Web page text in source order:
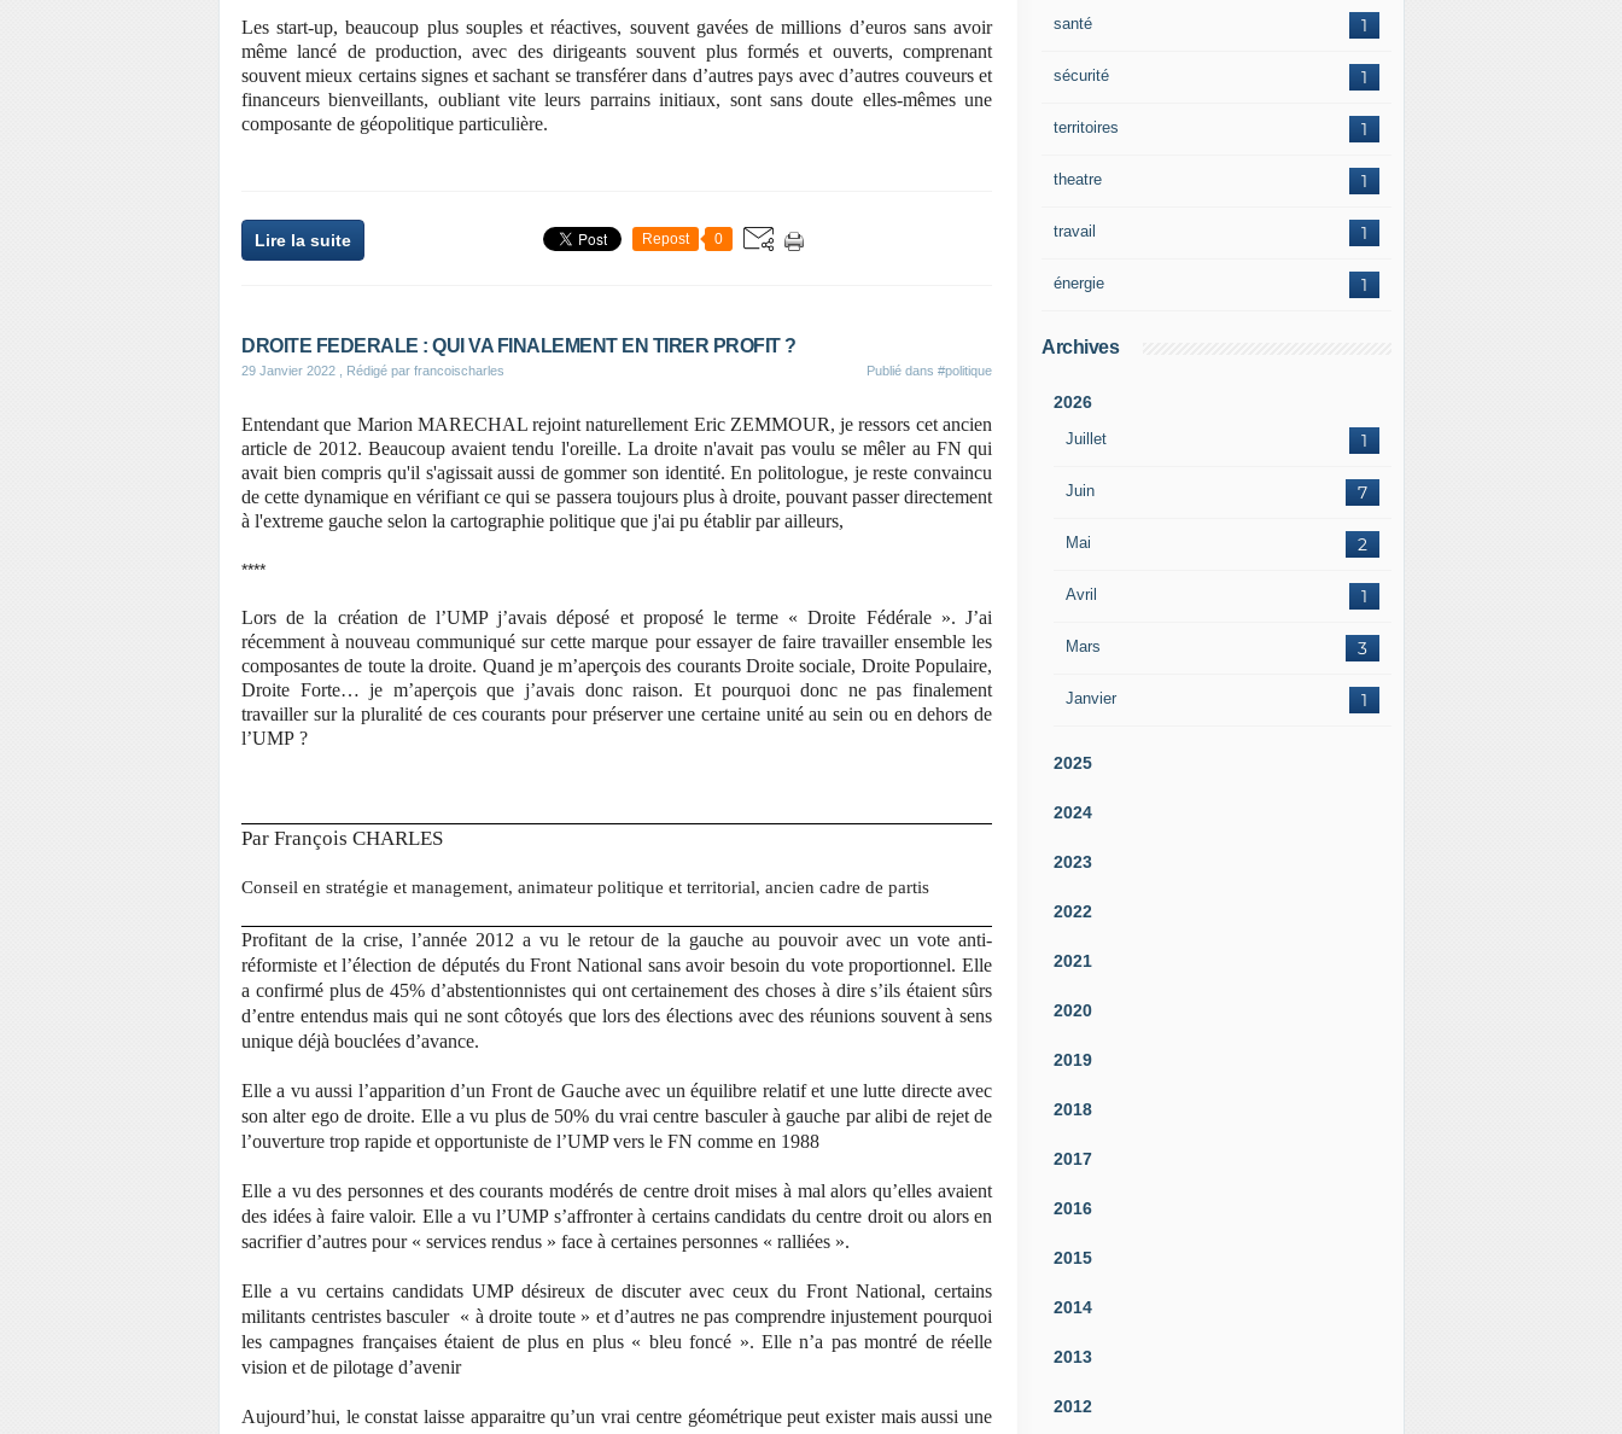
Les start-up, beaucoup plus souples et réactives, souvent gavées de millions d’euros sans avoir
même lancé de production, avec des dirigeants souvent plus formés et ouverts, comprenant
souvent mieux certains signes et sachant se transférer dans d’autres pays avec d’autres couveurs et
financeurs bienveillants, oubliant vite leurs parrains initiaux, sont sans doute elles-mêmes une
composante de géopolitique particulière.
Lire la suite Repost 0
DROITE FEDERALE : QUI VA FINALEMENT EN TIRER PROFIT ?
29 Janvier 2022 , Rédigé par francoischarles Publié dans #politique
Entendant que Marion MARECHAL rejoint naturellement Eric ZEMMOUR, je ressors cet ancien
article de 2012. Beaucoup avaient tendu l'oreille. La droite n'avait pas voulu se mêler au FN qui
avait bien compris qu'il s'agissait aussi de gommer son identité. En politologue, je reste convaincu
de cette dynamique en vérifiant ce qui se passera toujours plus à droite, pouvant passer directement
à l'extreme gauche selon la cartographie politique que j'ai pu établir par ailleurs,
****
Lors de la création de l’UMP j’avais déposé et proposé le terme « Droite Fédérale ». J’ai
récemment à nouveau communiqué sur cette marque pour essayer de faire travailler ensemble les
composantes de toute la droite. Quand je m’aperçois des courants Droite sociale, Droite Populaire,
Droite Forte… je m’aperçois que j’avais donc raison. Et pourquoi donc ne pas finalement
travailler sur la pluralité de ces courants pour préserver une certaine unité au sein ou en dehors de
l’UMP ?
Par François CHARLES
Conseil en stratégie et management, animateur politique et territorial, ancien cadre de partis
Profitant de la crise, l’année 2012 a vu le retour de la gauche au pouvoir avec un vote anti-
réformiste et l’élection de députés du Front National sans avoir besoin du vote proportionnel. Elle
a confirmé plus de 45% d’abstentionnistes qui ont certainement des choses à dire s’ils étaient sûrs
d’entre entendus mais qui ne sont côtoyés que lors des élections avec des réunions souvent à sens
unique déjà bouclées d’avance.
Elle a vu aussi l’apparition d’un Front de Gauche avec un équilibre relatif et une lutte directe avec
son alter ego de droite. Elle a vu plus de 50% du vrai centre basculer à gauche par alibi de rejet de
l’ouverture trop rapide et opportuniste de l’UMP vers le FN comme en 1988
Elle a vu des personnes et des courants modérés de centre droit mises à mal alors qu’elles avaient
des idées à faire valoir. Elle a vu l’UMP s’affronter à certains candidats du centre droit ou alors en
sacrifier d’autres pour « services rendus » face à certaines personnes « ralliées ».
Elle a vu certains candidats UMP désireux de discuter avec ceux du Front National, certains
militants centristes basculer « à droite toute » et d’autres ne pas comprendre injustement pourquoi
les campagnes françaises étaient de plus en plus « bleu foncé ». Elle n’a pas montré de réelle
vision et de pilotage d’avenir
Aujourd’hui, le constat laisse apparaitre qu’un vrai centre géométrique peut exister mais aussi une
1
santé
1
sécurité
1
territoires
1
theatre
1
travail
1
énergie
Archives
2026
Juillet 1
Juin 7
Mai 2
Avril 1
Mars 3
Janvier 1
2025
2024
2023
2022
2021
2020
2019
2018
2017
2016
2015
2014
2013
2012